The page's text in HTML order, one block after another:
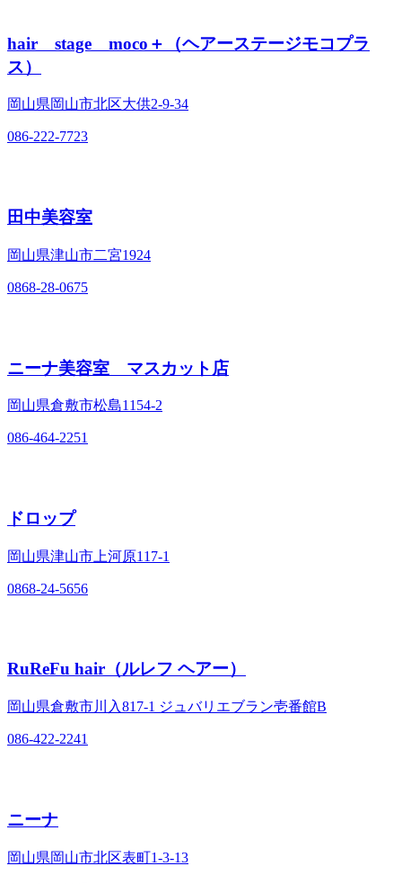
hair stage moco＋（ヘアーステージモコプラ
ス）
岡山県岡山市北区大供2‐9‐34
086-222-7723
田中美容室
岡山県津山市二宮1924
0868-28-0675
ニーナ美容室 マスカット店
岡山県倉敷市松島1154‐2
086-464-2251
ドロップ
岡山県津山市上河原117‐1
0868-24-5656
RuReFu hair（ルレフ ヘアー）
岡山県倉敷市川入817‐1 ジュバリエブラン壱番館B
086-422-2241
ニーナ
岡山県岡山市北区表町1‐3‐13